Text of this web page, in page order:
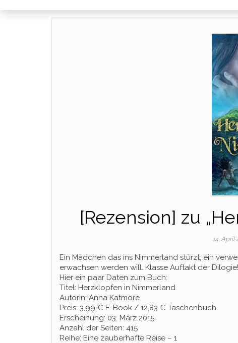
[Rezension] zu
14. April
Ein Mädchen das ins Nimmerland stürzt, ein
erwachsen werden will. Klasse Auftakt der Dilogie!
Hier ein paar Daten zum Buch:
Titel: Herzklopfen in Nimmerland
Autorin: Anna Katmore
Preis: 3,99 € E-Book / 12,83 € Taschenbuch
Erscheinung: 03. März 2015
Anzahl der Seiten: 415
Reihe: Eine zauberhafte Reise – 1